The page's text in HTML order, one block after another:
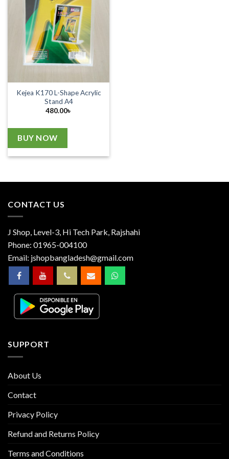
Kejea K170 L-Shape Acrylic
Stand A4
480.00৳
BUY NOW
CONTACT US
J Shop, Level-3, Hi Tech Park, Rajshahi
Phone: 01965-004100
Email: jshopbangladesh@gmail.com
SUPPORT
About Us
Contact
Privacy Policy
Refund and Returns Policy
Terms and Conditions